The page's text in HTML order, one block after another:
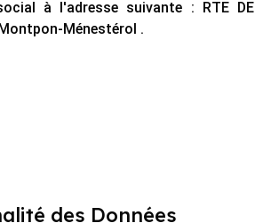
à l'adresse suivante : RTE DE
Ménestérol .
des Données